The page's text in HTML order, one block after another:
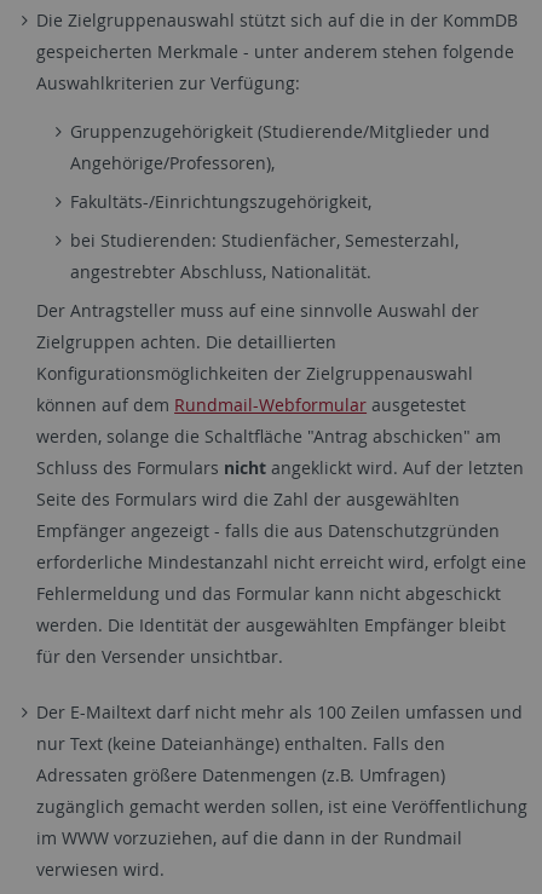
Die Zielgruppenauswahl stützt sich auf die in der KommDB
gespeicherten Merkmale - unter anderem stehen folgende
Auswahlkriterien zur Verfügung:
Gruppenzugehörigkeit (Studierende/Mitglieder und
Angehörige/Professoren),
Fakultäts-/Einrichtungszugehörigkeit,
bei Studierenden: Studienfächer, Semesterzahl,
angestrebter Abschluss, Nationalität.
Der Antragsteller muss auf eine sinnvolle Auswahl der
Zielgruppen achten. Die detaillierten
Konfigurationsmöglichkeiten der Zielgruppenauswahl
können auf dem Rundmail-Webformular ausgetestet
werden, solange die Schaltfläche "Antrag abschicken" am
Schluss des Formulars nicht angeklickt wird. Auf der letzten
Seite des Formulars wird die Zahl der ausgewählten
Empfänger angezeigt - falls die aus Datenschutzgründen
erforderliche Mindestanzahl nicht erreicht wird, erfolgt eine
Fehlermeldung und das Formular kann nicht abgeschickt
werden. Die Identität der ausgewählten Empfänger bleibt
für den Versender unsichtbar.
Der E-Mailtext darf nicht mehr als 100 Zeilen umfassen und
nur Text (keine Dateianhänge) enthalten. Falls den
Adressaten größere Datenmengen (z.B. Umfragen)
zugänglich gemacht werden sollen, ist eine Veröffentlichung
im WWW vorzuziehen, auf die dann in der Rundmail
verwiesen wird.